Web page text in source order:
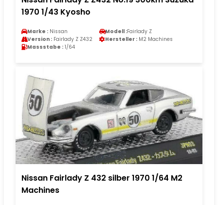
1970 1/43 Kyosho
Marke : Nissan Modell :Fairlady Z
Version : Fairlady Z Z432 Hersteller : M2 Machines
Massstabe : 1/64
Nissan Fairlady Z 432 silber 1970 1/64 M2
Machines